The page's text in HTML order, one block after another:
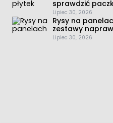
sprawdzić
Lipiec 30, 2026
Rysy na
zestawy
Lipiec 30, 2026